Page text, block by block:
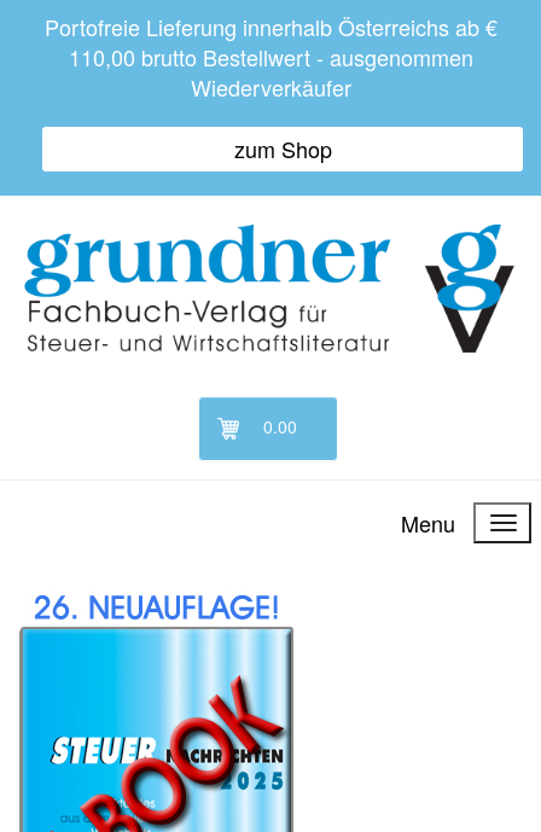
Portofreie Lieferung innerhalb Österreichs ab €
110,00 brutto Bestellwert - ausgenommen
Wiederverkäufer
zum Shop
0.00
Menu